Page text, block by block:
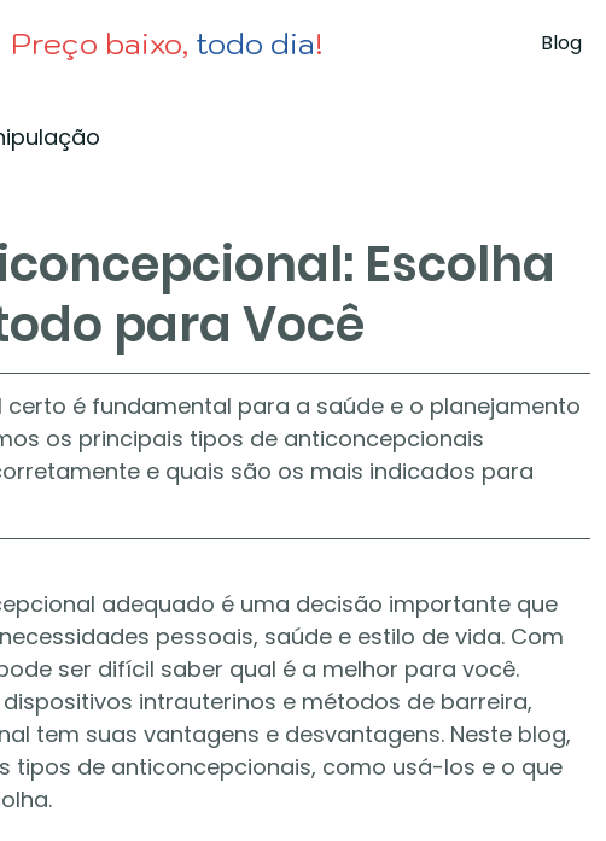
Preço baixo, todo dia! Blog
Escolha
para Você
certo é fundamental para a saúde e o planejamento
os principais tipos de anticoncepcionais
e quais são os mais indicados para
adequado é uma decisão importante que
pessoais, saúde e estilo de vida. Com
ser difícil saber qual é a melhor para você.
intrauterinos e métodos de barreira,
tem suas vantagens e desvantagens. Neste blog,
tipos de anticoncepcionais, como usá-los e o que